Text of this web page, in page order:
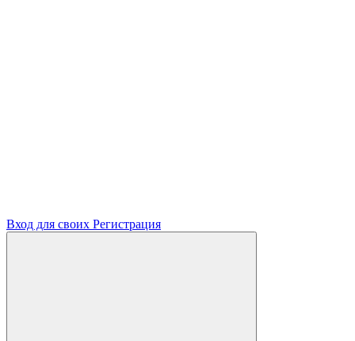
Вход для своих Регистрация